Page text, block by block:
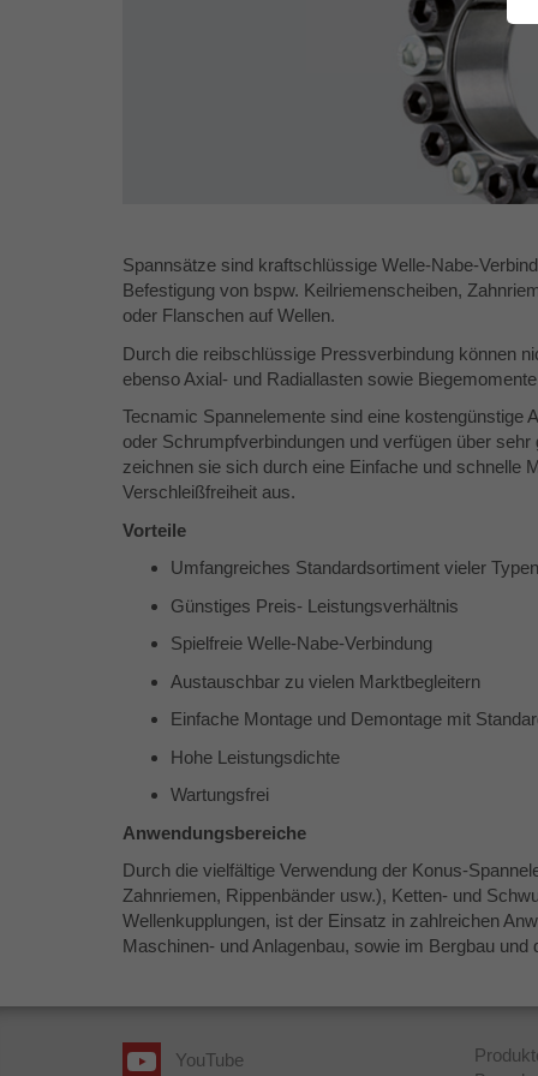
Spannsätze sind kraftschlüssige Welle-Nabe-
Befestigung von bspw. Keilriemenscheiben,
oder Flanschen auf Wellen.
Durch die reibschlüssige Pressverbindung können
ebenso Axial- und Radiallasten sowie
Tecnamic Spannelemente sind eine kostengünstige
oder Schrumpfverbindungen und verfügen über
zeichnen sie sich durch eine Einfache und schnelle
Verschleißfreiheit aus.
Vorteile
Umfangreiches Standardsortiment vieler
Günstiges Preis- Leistungsverhältnis
Spielfreie Welle-Nabe-Verbindung
Austauschbar zu vielen Marktbegleitern
Einfache Montage und Demontage mit
Hohe Leistungsdichte
Wartungsfrei
Anwendungsbereiche
Durch die vielfältige Verwendung der Konus-
Zahnriemen, Rippenbänder usw.), Ketten- und
Wellenkupplungen, ist der Einsatz in zahlreichen
Maschinen- und Anlagenbau, sowie im Bergbau
YouTube